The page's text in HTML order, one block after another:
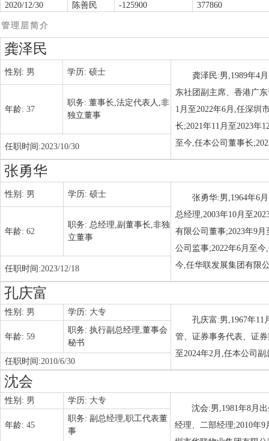
2020/12/30
陈善民 -125900 377860
管理层简介
龚泽民
性别: 男 学历: 硕士
龚泽民:男,1989年4
东社团副主席、香港广东
1月至2022年6月,任深圳
长;2021年11月至2023年
至今,任本公司董事长
年龄: 37
职务: 董事长,法定代表人,非
独立董事
任职时间:2023/10/30
张勇华
性别: 男 学历: 硕士
张勇华:男,1964年6
总经理,2003年10月至
有限公司董事;2023年9
公司监事;2022年6月至
今,任华联发展集团有限
年龄: 62
职务: 总经理,副董事长,非独
立董事
任职时间:2023/12/18
孔庆富
性别: 男 学历: 大专
孔庆富:男,1967年
管、证券事务代表、证
至2024年2月,任本公司
年龄: 59
职务: 执行副总经理,董事会
秘书
任职时间:2010/6/30
沈会
性别: 男 学历: 大专
沈会:男,1981年8月
经理、二部经理;2010年
年龄: 45
职务: 副总经理,职工代表董
事